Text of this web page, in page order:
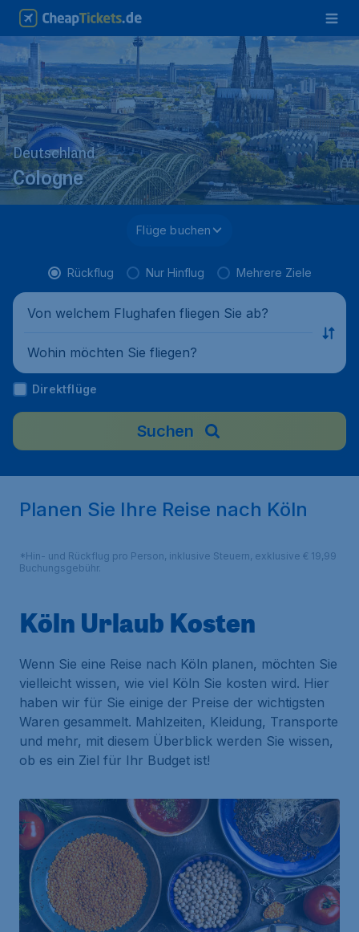
Deutschland
Cologne
Flüge buchen
Rückflug Nur Hinflug Mehrere Ziele
Von welchem Flughafen fliegen Sie ab?
Wohin möchten Sie fliegen?
Direktflüge
Suchen
Planen Sie Ihre Reise nach Köln
*Hin- und Rückflug pro Person, inklusive Steuern, exklusive € 19,99
Buchungsgebühr.
Köln Urlaub Kosten
Wenn Sie eine Reise nach Köln planen, möchten Sie
vielleicht wissen, wie viel Köln Sie kosten wird. Hier
haben wir für Sie einige der Preise der wichtigsten
Waren gesammelt. Mahlzeiten, Kleidung, Transporte
und mehr, mit diesem Überblick werden Sie wissen,
ob es ein Ziel für Ihr Budget ist!